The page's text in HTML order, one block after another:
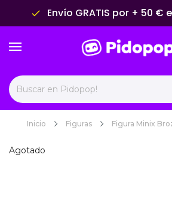
done Envío GRATIS por + 50 €
Inicio Figuras Figura Minix
Agotado